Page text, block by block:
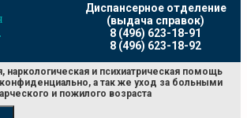
Диспансерное отделение
(выдача справок)
8 (496) 623-18-91
8 (496) 623-18-92
наркологическая и психиатрическая помощь
конфиденциально, а так же уход за больными
и пожилого возраста